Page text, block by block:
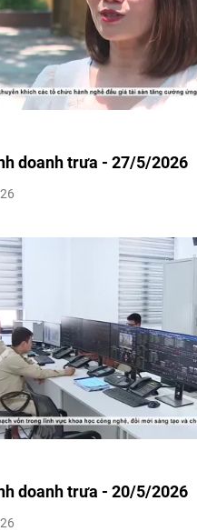
doanh trưa - 27/5/2026
doanh trưa - 20/5/2026